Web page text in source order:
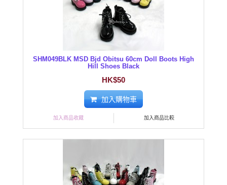
SHM049BLK MSD Bjd Obitsu 60cm Doll Boots High
Hill Shoes Black
HK$50
加入購物車
加入商品收藏 加入商品比較